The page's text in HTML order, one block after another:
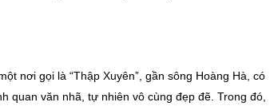
nơi gọi là “Thập Xuyên”, gần sông Hoàng Hà, có
quan văn nhã, tự nhiên vô cùng đẹp đẽ. Trong đó,